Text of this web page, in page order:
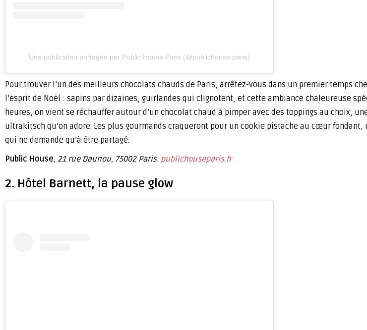
Une publication partagée par Public House Paris (@publichouse.paris)
Pour trouver l’un des meilleurs chocolats chauds de Paris, arrêtez-vous dans un premier temps
l’esprit de Noël : sapins par dizaines, guirlandes qui clignotent, et cette ambiance chaleureuse
heures, on vient se réchauffer autour d’un chocolat chaud à pimper avec des toppings au choix,
ultrakitsch qu’on adore. Les plus gourmands craqueront pour un cookie pistache au cœur
qui ne demande qu’à être partagé.
Public House, 21 rue Daunou, 75002 Paris. publichouseparis.fr
2. Hôtel Barnett, la pause glow